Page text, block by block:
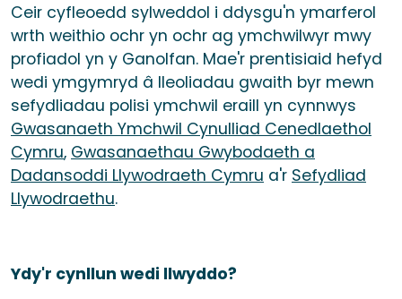
Ceir cyfleoedd sylweddol i ddysgu'n ymarferol
wrth weithio ochr yn ochr ag ymchwilwyr mwy
profiadol yn y Ganolfan. Mae'r prentisiaid hefyd
wedi ymgymryd â lleoliadau gwaith byr mewn
sefydliadau polisi ymchwil eraill yn cynnwys
Gwasanaeth Ymchwil Cynulliad Cenedlaethol
Cymru, Gwasanaethau Gwybodaeth a
Dadansoddi Llywodraeth Cymru a'r Sefydliad
Llywodraethu.
Ydy'r cynllun wedi llwyddo?